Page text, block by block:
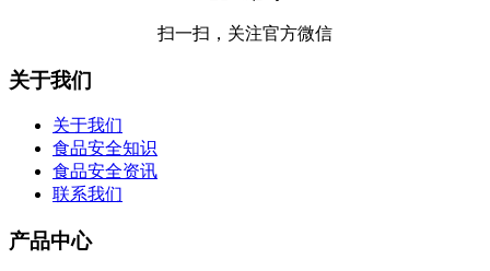
扫一扫，关注官方微信
关于我们
关于我们
食品安全知识
食品安全资讯
联系我们
产品中心